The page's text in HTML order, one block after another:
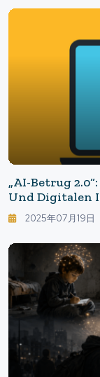
„AI-Betrug
Und Digitalen
2025年07月19日